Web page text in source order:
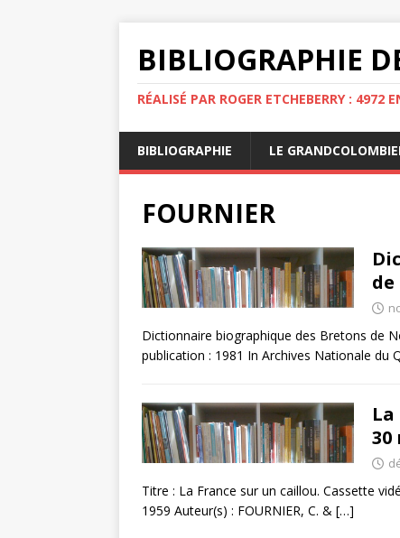
BIBLIOGRAPHIE
RÉALISÉ PAR ROGER ETCHEBERRY : 4972
BIBLIOGRAPHIE LE
FOURNIER
Dictionnaire biographique des Bretons de
publication : 1981 In Archives Nationale du
30
Titre : La France sur un caillou. Cassette
1959 Auteur(s) : FOURNIER, C. & […]